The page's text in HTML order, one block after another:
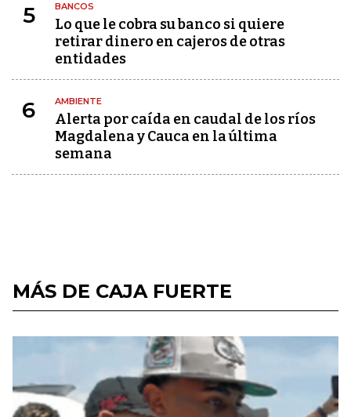
5 BANCOS
Lo que le cobra su banco si quiere
retirar dinero en cajeros de otras
entidades
6 AMBIENTE
Alerta por caída en caudal de los ríos
Magdalena y Cauca en la última
semana
MÁS DE CAJA FUERTE